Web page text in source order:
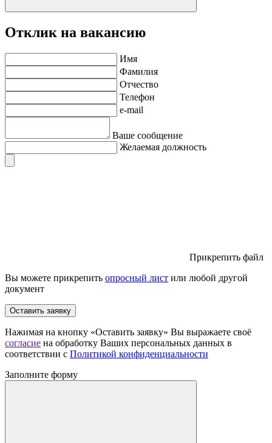
Отклик на вакансию
Имя
Фамилия
Отчество
Телефон
e-mail
Ваше сообщение
Желаемая должность
Прикрепить файл
Вы можете прикрепить опросный лист или любой другой
документ
Оставить заявку
Нажимая на кнопку «Оставить заявку» Вы выражаете своё
согласие на обработку Ваших персональных данных в
соответствии с Политикой конфиденциальности
Заполните форму